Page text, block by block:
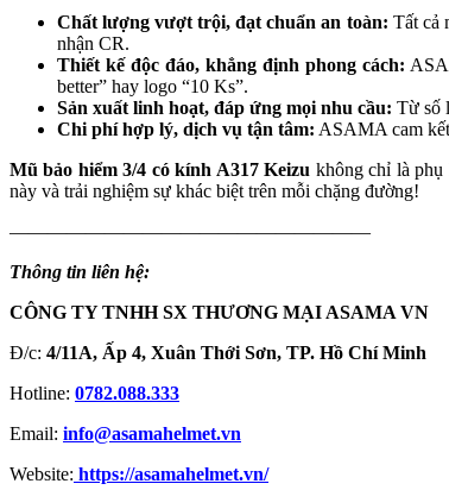
Chất lượng vượt trội, đạt chuẩn an toàn: Tất cả
nhận CR.
Thiết kế độc đáo, khẳng định phong cách:
better” hay logo “10 Ks”.
Sản xuất linh hoạt, đáp ứng mọi nhu cầu: Từ số
Chi phí hợp lý, dịch vụ tận tâm: ASAMA cam
Mũ bảo hiểm 3/4 có kính A317 Keizu không chỉ là phụ
này và trải nghiệm sự khác biệt trên mỗi chặng đường!
———————————————————
Thông tin liên hệ:
CÔNG TY TNHH SX THƯƠNG MẠI ASAMA VN
Đ/c: 4/11A, Ấp 4, Xuân Thới Sơn, TP. Hồ Chí Minh
Hotline: 0782.088.333
Email: info@asamahelmet.vn
Website: https://asamahelmet.vn/